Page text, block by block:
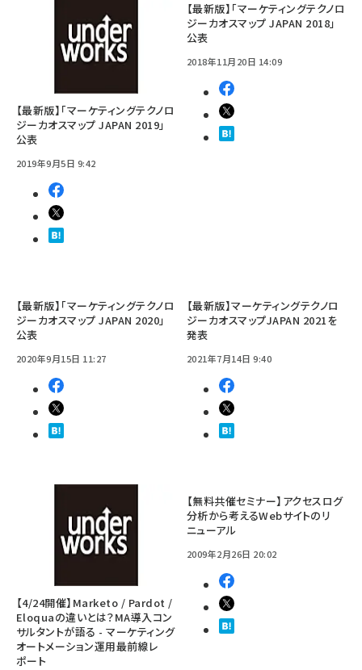
【最新版】「マーケティングテクノロ
ジーカオスマップ JAPAN 2019」
公表
2019年9月5日 9:42
【最新版】「マーケティングテクノロ
ジーカオスマップ JAPAN 2018」
公表
2018年11月20日 14:09
【最新版】「マーケティングテクノロ
ジーカオスマップ JAPAN 2020」
公表
2020年9月15日 11:27
【最新版】マーケティングテクノロ
ジーカオスマップJAPAN 2021を
発表
2021年7月14日 9:40
【4/24開催】Marketo / Pardot /
Eloquaの違いとは？MA導入コン
サルタントが語る - マーケティング
オートメーション運用最前線レ
ポート
【無料共催セミナー】アクセスログ
分析から考えるWebサイトのリ
ニューアル
2009年2月26日 20:02